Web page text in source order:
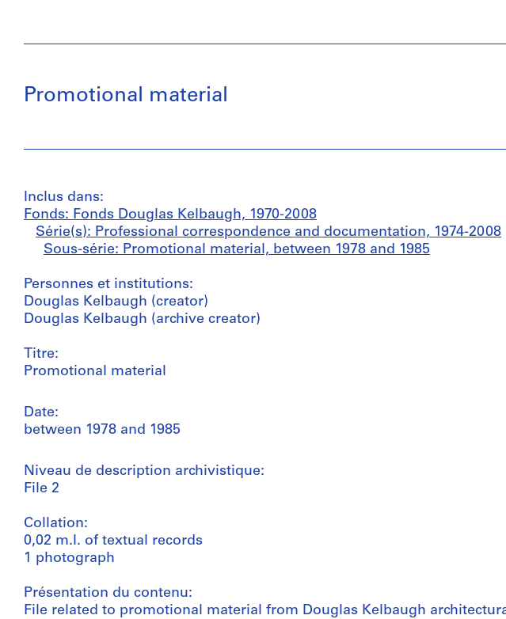
Promotional material
Inclus dans:
Fonds: Fonds Douglas Kelbaugh, 1970-2008
Série(s): Professional correspondence and documentation, 1974-2008
Sous-série: Promotional material, between 1978 and 1985
Personnes et institutions:
Douglas Kelbaugh (creator)
Douglas Kelbaugh (archive creator)
Titre:
Promotional material
Date:
between 1978 and 1985
Niveau de description archivistique:
File 2
Collation:
0,02 m.l. of textual records
1 photograph
Présentation du contenu:
File related to promotional material from Douglas Kelbaugh